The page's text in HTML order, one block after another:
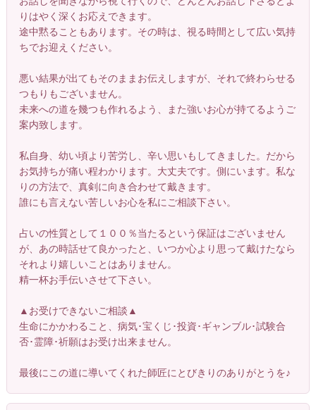
りはやく深くお応えできます。
途中黙ることもあります。その時は、視る時間として広い気持
ちでお迎えください。
悪い結果が出てもそのままお伝えしますが、それで終わらせる
つもりもございません。
未来への道を幾つも作れるよう、また強いお心が持てるようご
案内致します。
私自身、幼い頃より苦労し、辛い思いもしてきました。だから
お気持ちが痛い程わかります。大丈夫です。側にいます。私な
りの方法で、真剣に向き合わせて戴きます。
誰にも言えない苦しいお心を私にご相談下さい。
占いの性質として１００％当たるという保証はございません
が、あの時話せて良かったと、いつか心より思って戴けたなら
それより嬉しいことはありません。
精一杯お手伝いさせて下さい。
▲お受けできないご相談▲
生命にかかわること、病気･宝くじ･投資･ギャンブル･試験合
否･霊障･祈願はお受け出来ません。
最後にこの道に導いてくれた師匠にとびきりのありがとうを♪